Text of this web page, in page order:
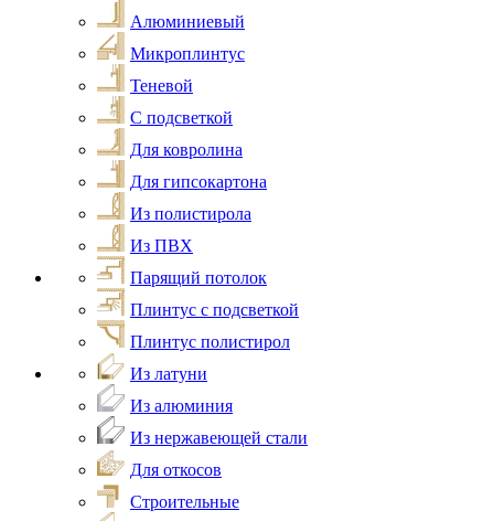
Алюминиевый
Микроплинтус
Теневой
С подсветкой
Для ковролина
Для гипсокартона
Из полистирола
Из ПВХ
Парящий потолок
Плинтус с подсветкой
Плинтус полистирол
Из латуни
Из алюминия
Из нержавеющей стали
Для откосов
Строительные